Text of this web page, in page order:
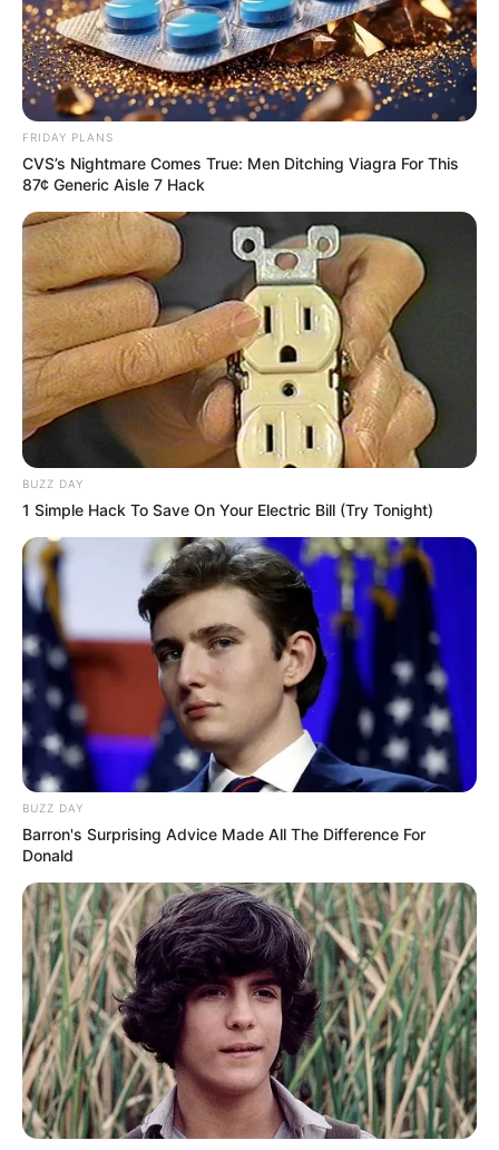
FRIDAY PLANS
CVS’s Nightmare Comes True: Men Ditching Viagra For This
87¢ Generic Aisle 7 Hack
BUZZ DAY
1 Simple Hack To Save On Your Electric Bill (Try Tonight)
BUZZ DAY
Barron's Surprising Advice Made All The Difference For
Donald